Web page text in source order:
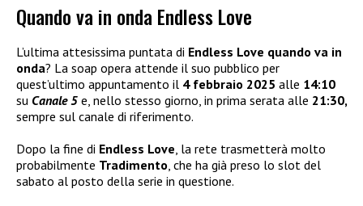
Quando va in onda Endless Love
L’ultima attesissima puntata di Endless Love quando va in
onda? La soap opera attende il suo pubblico per
quest’ultimo appuntamento il 4 febbraio 2025 alle 14:10
su Canale 5 e, nello stesso giorno, in prima serata alle 21:30,
sempre sul canale di riferimento.
Dopo la fine di Endless Love, la rete trasmetterà molto
probabilmente Tradimento, che ha già preso lo slot del
sabato al posto della serie in questione.